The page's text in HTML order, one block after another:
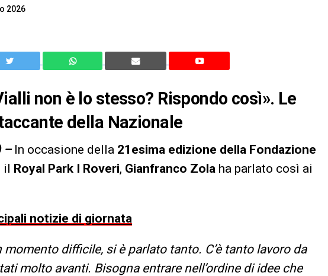
2026
non è lo stesso? Rispondo così». Le
della Nazionale
–In occasione della 21esima edizione della Fondazione
il Royal Park I Roveri, Gianfranco Zola ha parlato così ai
notizie di giornata
momento difficile, si è parlato tanto. C’è tanto lavoro da
molto avanti. Bisogna entrare nell’ordine di idee che